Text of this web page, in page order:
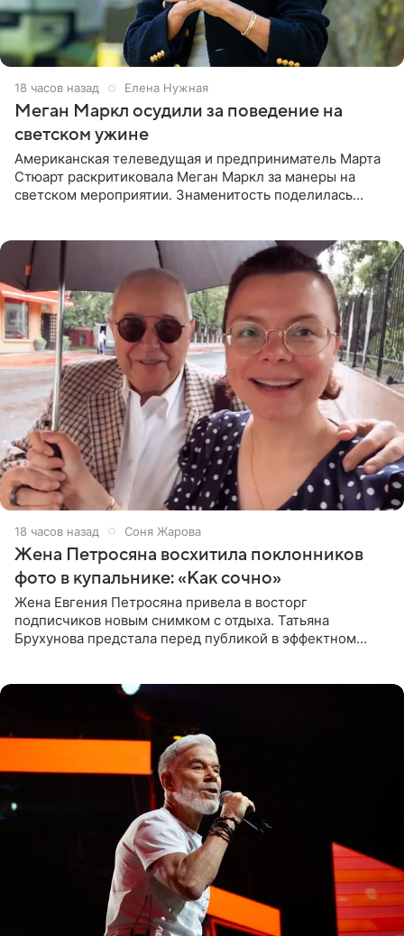
18 часов назад Елена Нужная
Меган Маркл осудили за поведение на
светском ужине
Американская телеведущая и предприниматель Марта
Стюарт раскритиковала Меган Маркл за манеры на
светском мероприятии. Знаменитость поделилась
18 часов назад Соня Жарова
Жена Петросяна восхитила поклонников
фото в купальнике: «Как сочно»
Жена Евгения Петросяна привела в восторг
подписчиков новым снимком с отдыха. Татьяна
Брухунова предстала перед публикой в эффектном